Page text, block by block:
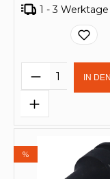
1 - 3 Werktage
ProduktIN
%